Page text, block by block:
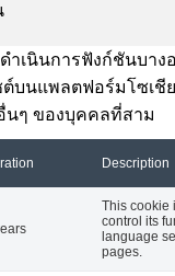
เนินการฟังก์ชันบาง
ต์บนแพลตฟอร์มโซเชี
ๆ ของบุคคลที่สาม
Description
This cookie
control its
language
pages.